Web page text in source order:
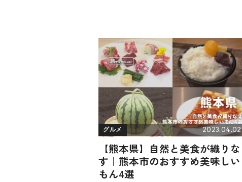
グルメ 2023.04.02
【熊本県】自然と美食が織りな
す｜熊本市のおすすめ美味しい
もん4選